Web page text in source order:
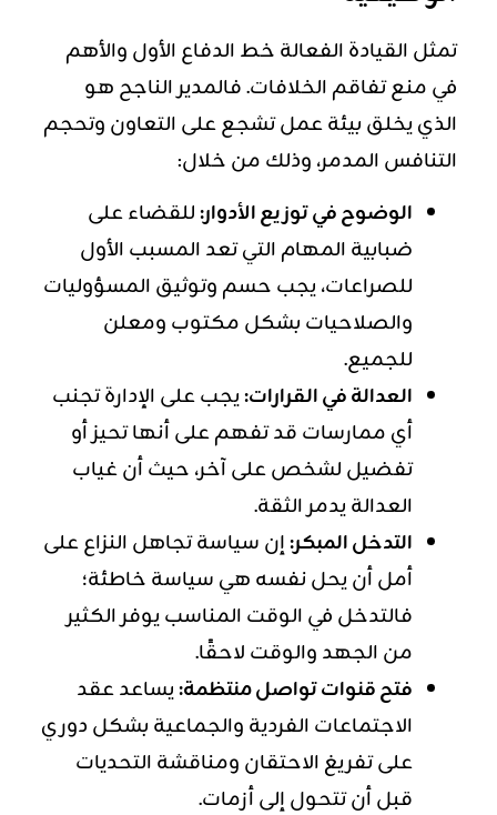
تمثل القيادة الفعالة خط الدفاع الأول والأهم
في منع تفاقم الخلافات. فالمدير الناجح هو
الذي يخلق بيئة عمل تشجع على التعاون وتحجم
التنافس المدمر، وذلك من خلال:
الوضوح في توزيع الأدوار:للقضاء على
ضبابية المهام التي تعد المسبب الأول
للصراعات، يجب حسم وتوثيق المسؤوليات
والصلاحيات بشكل مكتوب ومعلن
للجميع.
العدالة في القرارات:يجب على الإدارة تجنب
أي ممارسات قد تفهم على أنها تحيز أو
تفضيل لشخص على آخر، حيث أن غياب
العدالة يدمر الثقة.
التدخل المبكر:إن سياسة تجاهل النزاع على
أمل أن يحل نفسه هي سياسة خاطئة؛
فالتدخل في الوقت المناسب يوفر الكثير
من الجهد والوقت لاحقًا.
فتح قنوات تواصل منتظمة:يساعد عقد
الاجتماعات الفردية والجماعية بشكل دوري
على تفريغ الاحتقان ومناقشة التحديات
قبل أن تتحول إلى أزمات.